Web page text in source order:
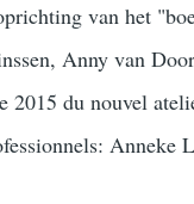
van het
Anny van
2015 du nouvel
Anneke